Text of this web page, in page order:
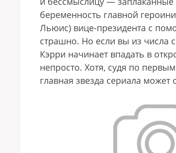
беременность главной
Льюис) вице-президента с
страшно. Но если вы из числа
Кэрри начинает впадать в
непросто. Хотя, судя по
главная звезда сериала